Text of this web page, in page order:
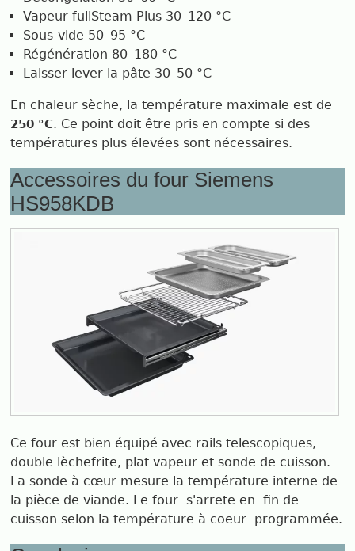
Vapeur fullSteam Plus 30–120 °C
Sous-vide 50–95 °C
Régénération 80–180 °C
Laisser lever la pâte 30–50 °C
En chaleur sèche, la température maximale est de
250 °C. Ce point doit être pris en compte si des
températures plus élevées sont nécessaires.
Accessoires du four Siemens
HS958KDB
Ce four est bien équipé avec rails telescopiques,
double lèchefrite, plat vapeur et sonde de cuisson.
La sonde à cœur mesure la température interne de
la pièce de viande. Le four s'arrete en fin de
cuisson selon la température à coeur programmée.